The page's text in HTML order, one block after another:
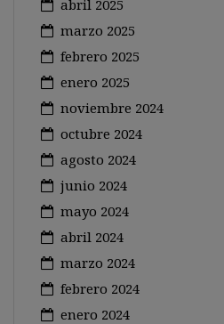
abril 2025
marzo 2025
febrero 2025
enero 2025
noviembre 2024
octubre 2024
agosto 2024
junio 2024
mayo 2024
abril 2024
marzo 2024
febrero 2024
enero 2024